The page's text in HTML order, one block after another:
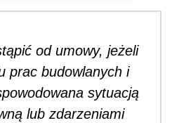
od umowy, jeżeli
prac budowlanych i
sytuacją
lub zdarzeniami